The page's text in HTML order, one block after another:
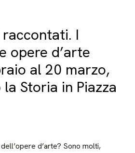
I
opere d’arte
al 20 marzo,
Storia in Piazza
d’arte? Sono molti,